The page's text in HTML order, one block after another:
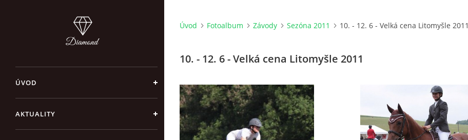
ÚVOD
AKTUALITY
Úvod Fotoalbum Závody Sezóna 2011 10. - 12. 6 - Velká cena Litomyšle 2011
10. - 12. 6 - Velká cena Litomyšle 2011